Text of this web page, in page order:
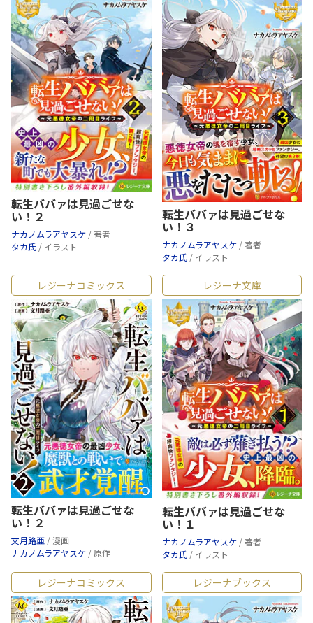
転生ババァは見過ごせな
い！２
ナカノムラアヤスケ / 著者
タカ氏 / イラスト
転生ババァは見過ごせな
い！３
ナカノムラアヤスケ / 著者
タカ氏 / イラスト
レジーナコミックス
転生ババァは見過ごせな
い！２
文月路亜 / 漫画
ナカノムラアヤスケ / 原作
レジーナ文庫
転生ババァは見過ごせな
い！１
ナカノムラアヤスケ / 著者
タカ氏 / イラスト
レジーナコミックス レジーナブックス